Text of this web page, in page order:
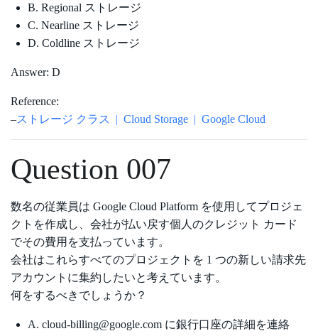
B. Regional ストレージ
C. Nearline ストレージ
D. Coldline ストレージ
Answer: D
Reference:
–ストレージ クラス | Cloud Storage | Google Cloud
Question 007
数名の従業員は Google Cloud Platform を使用してプロジェ
クトを作成し、会社が払い戻す個人のクレジット カード
でその費用を支払っています。
会社はこれらすべてのプロジェクトを 1 つの新しい請求先
アカウントに集約したいと考えています。
何をするべきでしょうか？
A. cloud-billing@google.com に銀行口座の詳細を連絡